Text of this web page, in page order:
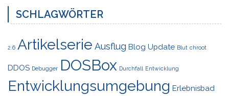
SCHLAGWÖRTER
2.6 Artikelserie Ausflug Blog Update Blut chroot
DDOS Debugger DOSBox Durchfall Entwicklung
Entwicklungsumgebung Erlebnisbad